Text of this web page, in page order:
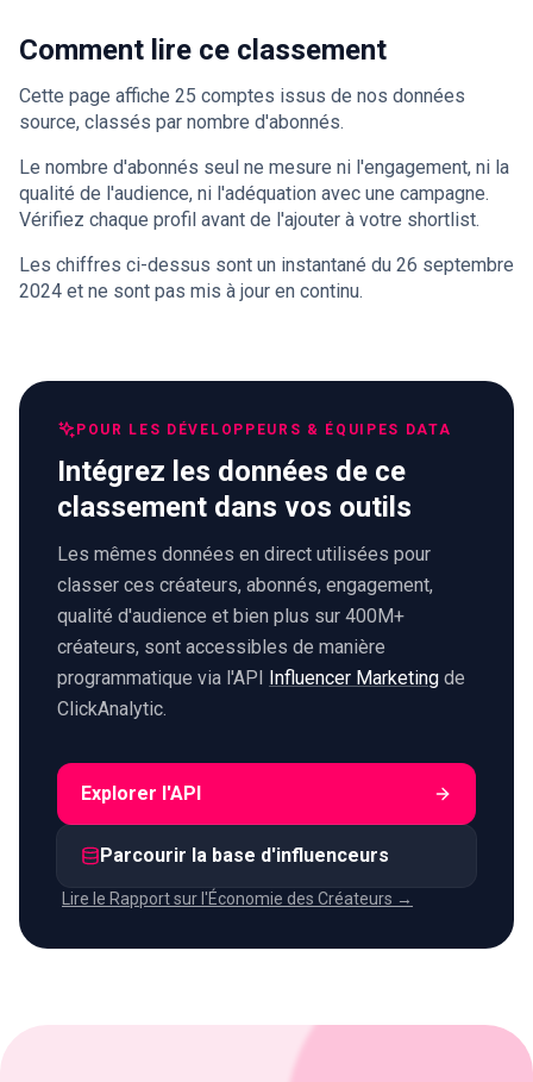
Comment lire ce classement
Cette page affiche 25 comptes issus de nos données
source, classés par nombre d'abonnés.
Le nombre d'abonnés seul ne mesure ni l'engagement, ni la
qualité de l'audience, ni l'adéquation avec une campagne.
Vérifiez chaque profil avant de l'ajouter à votre shortlist.
Les chiffres ci-dessus sont un instantané du 26 septembre
2024 et ne sont pas mis à jour en continu.
POUR LES DÉVELOPPEURS & ÉQUIPES DATA
Intégrez les données de ce
classement dans vos outils
Les mêmes données en direct utilisées pour
classer ces créateurs, abonnés, engagement,
qualité d'audience et bien plus sur 400M+
créateurs, sont accessibles de manière
programmatique via l'API Influencer Marketing de
ClickAnalytic.
Explorer l'API
Parcourir la base d'influenceurs
Lire le Rapport sur l'Économie des Créateurs →